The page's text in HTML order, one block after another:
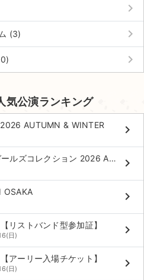
keyboard_arrow_right
(3) keyboard_arrow_right
keyboard_arrow_right
気公演ランキング
AUTUMN & WINTER keyboard_arrow_right
第43回 マイナビ 東京ガールズコレクション 2026 AUTUMN/WINTER keyboard_arrow_right
OSAKA keyboard_arrow_right
リストバンド型参加証】
日) keyboard_arrow_right
アーリー入場チケット】
日) keyboard_arrow_right